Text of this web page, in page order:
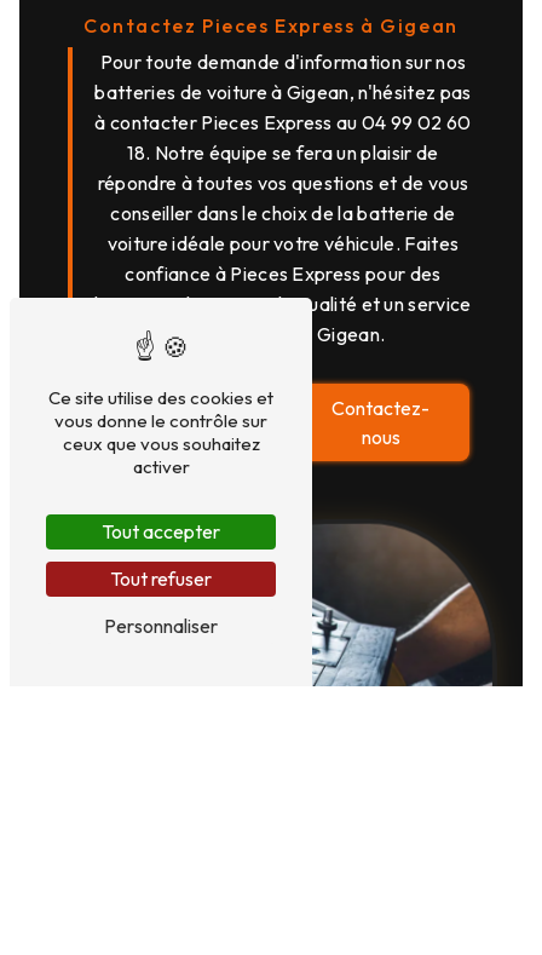
Contactez Pieces Express à Gigean
Pour toute demande d'information sur nos
batteries de voiture à Gigean, n'hésitez pas
à contacter Pieces Express au 04 99 02 60
18. Notre équipe se fera un plaisir de
répondre à toutes vos questions et de vous
conseiller dans le choix de la batterie de
voiture idéale pour votre véhicule. Faites
confiance à Pieces Express pour des
batteries de voiture de qualité et un service
professionnel à Gigean.
En savoir
plus
Contactez-
nous
Ce site utilise des cookies et
vous donne le contrôle sur
ceux que vous souhaitez
activer
Tout accepter
Tout refuser
Personnaliser